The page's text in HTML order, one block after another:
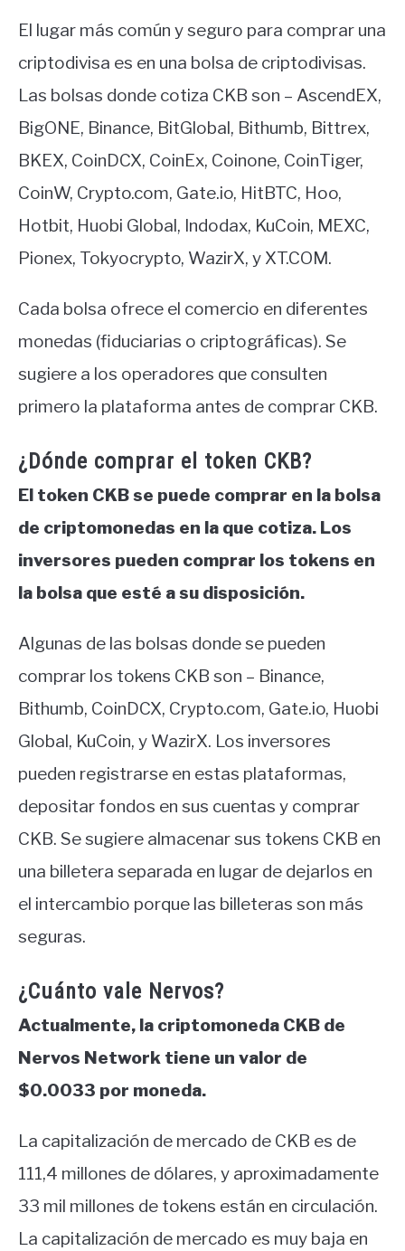
El lugar más común y seguro para comprar una
criptodivisa es en una bolsa de criptodivisas.
Las bolsas donde cotiza CKB son – AscendEX,
BigONE, Binance, BitGlobal, Bithumb, Bittrex,
BKEX, CoinDCX, CoinEx, Coinone, CoinTiger,
CoinW, Crypto.com, Gate.io, HitBTC, Hoo,
Hotbit, Huobi Global, Indodax, KuCoin, MEXC,
Pionex, Tokyocrypto, WazirX, y XT.COM.
Cada bolsa ofrece el comercio en diferentes
monedas (fiduciarias o criptográficas). Se
sugiere a los operadores que consulten
primero la plataforma antes de comprar CKB.
¿Dónde comprar el token CKB?
El token CKB se puede comprar en la bolsa
de criptomonedas en la que cotiza. Los
inversores pueden comprar los tokens en
la bolsa que esté a su disposición.
Algunas de las bolsas donde se pueden
comprar los tokens CKB son – Binance,
Bithumb, CoinDCX, Crypto.com, Gate.io, Huobi
Global, KuCoin, y WazirX. Los inversores
pueden registrarse en estas plataformas,
depositar fondos en sus cuentas y comprar
CKB. Se sugiere almacenar sus tokens CKB en
una billetera separada en lugar de dejarlos en
el intercambio porque las billeteras son más
seguras.
¿Cuánto vale Nervos?
Actualmente, la criptomoneda CKB de
Nervos Network tiene un valor de
$0.0033 por moneda.
La capitalización de mercado de CKB es de
111,4 millones de dólares, y aproximadamente
33 mil millones de tokens están en circulación.
La capitalización de mercado es muy baja en